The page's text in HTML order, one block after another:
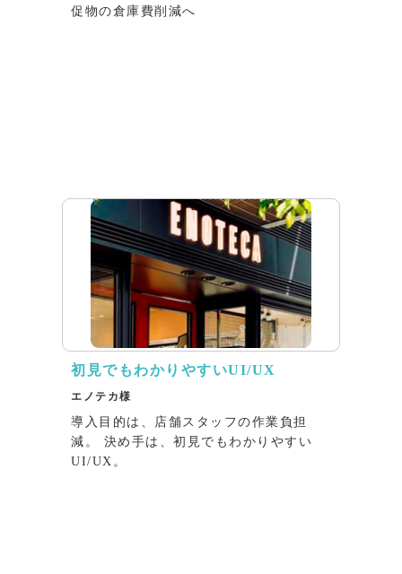
促物の倉庫費削減へ
初見でもわかりやすいUI/UX
エノテカ様
導入目的は、店舗スタッフの作業負担
減。 決め手は、初見でもわかりやすい
UI/UX。